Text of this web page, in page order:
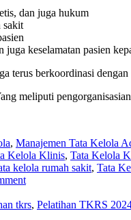
dan juga hukum
sakit
keselamatan pasien
terus berkoordinasi
meliputi
, Manajemen Tata Kelola
Kelola Klinis, Tata Kelola
kelola rumah sakit, Tata
tkrs, Pelatihan TKRS